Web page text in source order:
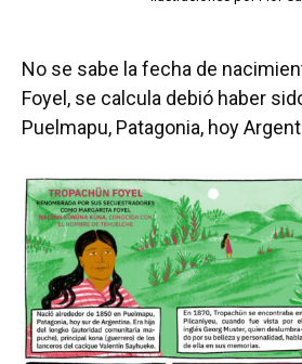
No se sabe la fecha de
Foyel, se calcula debió haber
Puelmapu, Patagonia, hoy